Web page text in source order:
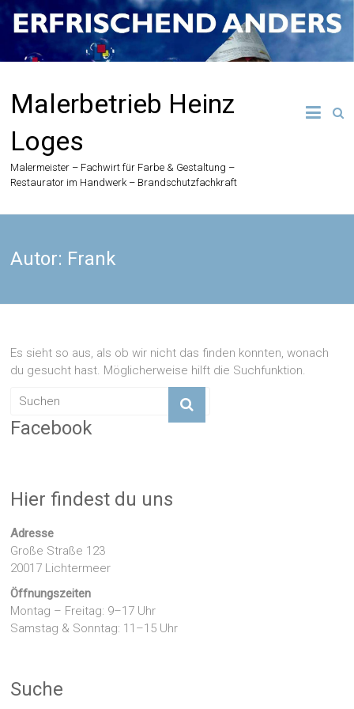
Zum
Inhalt
Malerbetrieb Heinz
Loges
Malermeister – Fachwirt für Farbe & Gestaltung –
Restaurator im Handwerk – Brandschutzfachkraft
Autor: Frank
Es sieht so aus, als ob wir nicht das finden konnten, wonach
du gesucht hast. Möglicherweise hilft die Suchfunktion.
Facebook
Hier findest du uns
Adresse
Große Straße 123
20017 Lichtermeer
Öffnungszeiten
Montag – Freitag: 9–17 Uhr
Samstag & Sonntag: 11–15 Uhr
Suche